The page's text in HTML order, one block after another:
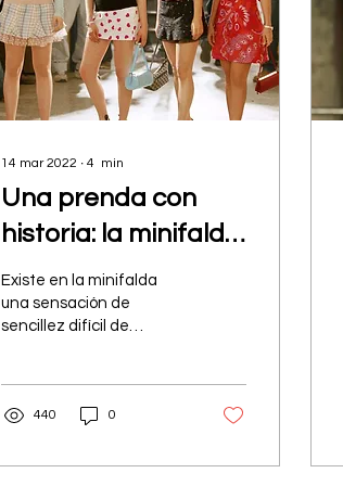
14 mar 2022 ∙ 4 min
Una prenda con
historia: la minifalda
y su mensaje
feminista
Existe en la minifalda
una sensación de
sencillez difícil de
más.440 0